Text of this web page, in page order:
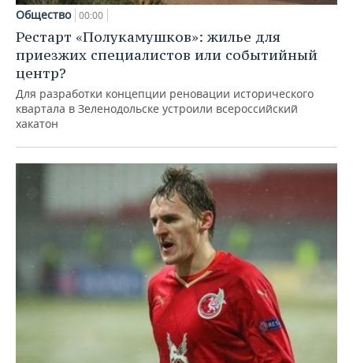
Общество 00:00
Рестарт «Полукамушков»: жилье для
приезжих специалистов или событийный
центр?
Для разработки концепции реновации исторического
квартала в Зеленодольске устроили всероссийский
хакатон